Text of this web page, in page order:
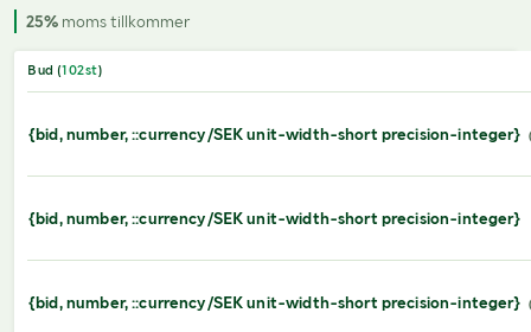
25% moms tillkommer
Bud (102st)
{bid, number, ::currency/SEK unit-width-short precision-integer}
{bid, number, ::currency/SEK unit-width-short precision-integer}
{bid, number, ::currency/SEK unit-width-short precision-integer}